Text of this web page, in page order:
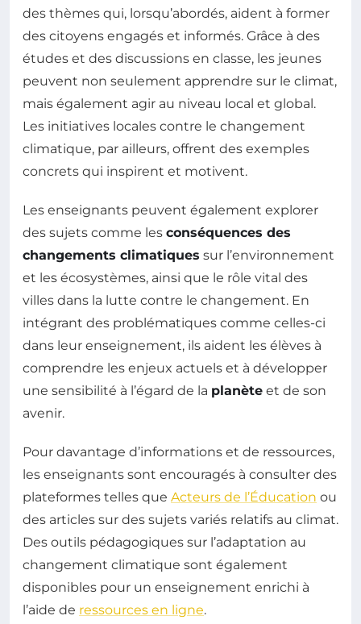
des thèmes qui, lorsqu’abordés, aident à former
des citoyens engagés et informés. Grâce à des
études et des discussions en classe, les jeunes
peuvent non seulement apprendre sur le climat,
mais également agir au niveau local et global.
Les initiatives locales contre le changement
climatique, par ailleurs, offrent des exemples
concrets qui inspirent et motivent.
Les enseignants peuvent également explorer
des sujets comme les conséquences des
changements climatiques sur l’environnement
et les écosystèmes, ainsi que le rôle vital des
villes dans la lutte contre le changement. En
intégrant des problématiques comme celles-ci
dans leur enseignement, ils aident les élèves à
comprendre les enjeux actuels et à développer
une sensibilité à l’égard de la planète et de son
avenir.
Pour davantage d’informations et de ressources,
les enseignants sont encouragés à consulter des
plateformes telles que Acteurs de l’Éducation ou
des articles sur des sujets variés relatifs au climat.
Des outils pédagogiques sur l’adaptation au
changement climatique sont également
disponibles pour un enseignement enrichi à
l’aide de ressources en ligne.